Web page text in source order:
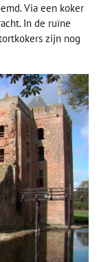
Via een koker
In de ruïne
zijn nog